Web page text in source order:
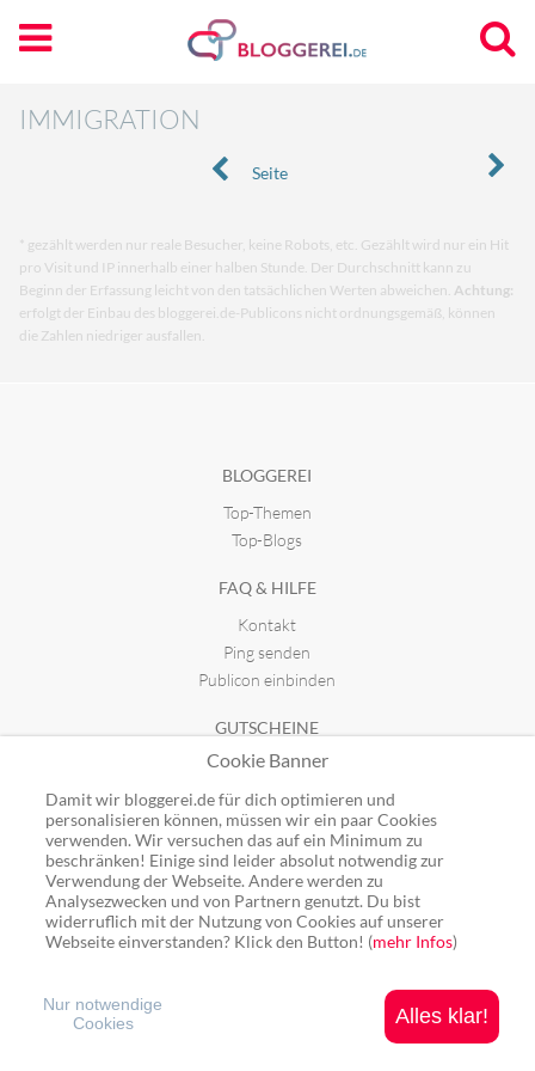
IMMIGRATION
Seite
* gezählt werden nur reale Besucher, keine Robots, etc. Gezählt wird nur ein Hit
pro Visit und IP innerhalb einer halben Stunde. Der Durchschnitt kann zu
Beginn der Erfassung leicht von den tatsächlichen Werten abweichen. Achtung:
erfolgt der Einbau des bloggerei.de-Publicons nicht ordnungsgemäß, können
die Zahlen niedriger ausfallen.
BLOGGEREI
Top-Themen
Top-Blogs
FAQ & HILFE
Kontakt
Ping senden
Publicon einbinden
GUTSCHEINE
Top-Gutscheine
Alle Shops
Ping: http://rpc.bloggerei.de/ping/ (*nur für angemeldete Blogs)
Blogverzeichnis Bloggerei.de © 2006 - 2026
Cookie Banner
Damit wir bloggerei.de für dich optimieren und
personalisieren können, müssen wir ein paar Cookies
verwenden. Wir versuchen das auf ein Minimum zu
beschränken! Einige sind leider absolut notwendig zur
Verwendung der Webseite. Andere werden zu
Analysezwecken und von Partnern genutzt. Du bist
widerruflich mit der Nutzung von Cookies auf unserer
Webseite einverstanden? Klick den Button! (mehr Infos)
Alles klar!
Nur notwendige
Cookies